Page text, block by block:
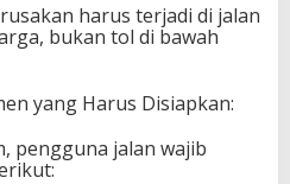
harus terjadi di jalan
bukan tol di bawah
yang Harus Disiapkan:
pengguna jalan wajib